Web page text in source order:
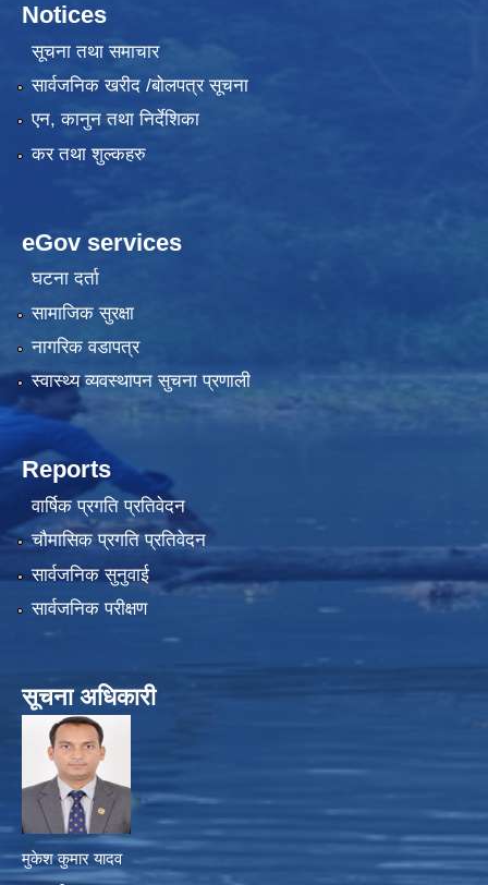
Notices
सूचना तथा समाचार
सार्वजनिक खरीद /बोलपत्र सूचना
एन, कानुन तथा निर्देशिका
कर तथा शुल्कहरु
eGov services
घटना दर्ता
सामाजिक सुरक्षा
नागरिक वडापत्र
स्वास्थ्य व्यवस्थापन सुचना प्रणाली
Reports
वार्षिक प्रगति प्रतिवेदन
चौमासिक प्रगति प्रतिवेदन
सार्वजनिक सुनुवाई
सार्वजनिक परीक्षण
सूचना अधिकारी
मुकेश कुमार यादव